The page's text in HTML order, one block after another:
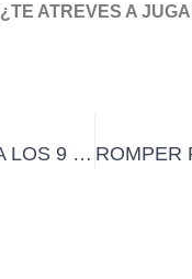
¿TE ATREVES A
JUGANDO A LOS 9 ROLES DE EQUIPO DE BELBIN